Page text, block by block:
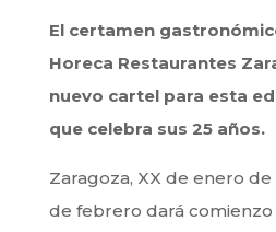
El certamen
Horeca Restaurantes
nuevo cartel para esta
que celebra sus 25 años.
Zaragoza, XX de enero de
de febrero dará